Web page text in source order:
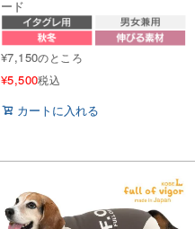
ード
¥7,150のところ
¥5,500税込
カートに入れる